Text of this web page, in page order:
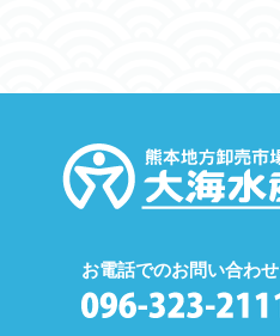
お電話でのお問い合わせ